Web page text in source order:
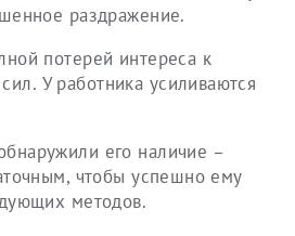
раздражение.
потерей интереса к
У работника усиливаются
его наличие –
чтобы успешно ему
методов.